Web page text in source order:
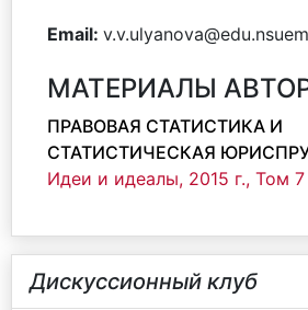
Email:
МАТЕРИАЛЫ
ПРАВОВАЯ СТАТИСТИКА И
СТАТИСТИЧЕСКАЯ
Идеи и идеалы, 2015 г., Том 7
Дискуссионный клуб